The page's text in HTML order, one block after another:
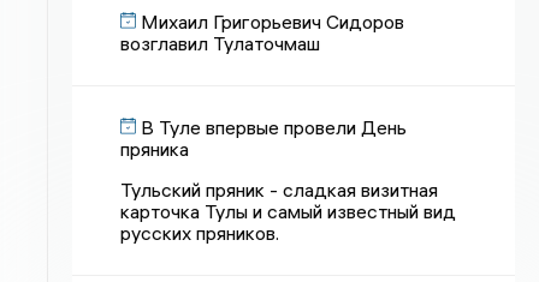
Михаил Григорьевич Сидоров
возглавил Тулаточмаш
В Туле впервые провели День
пряника
Тульский пряник - сладкая визитная
карточка Тулы и самый известный вид
русских пряников.